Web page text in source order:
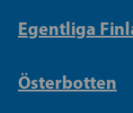
Egentliga
Österbotten